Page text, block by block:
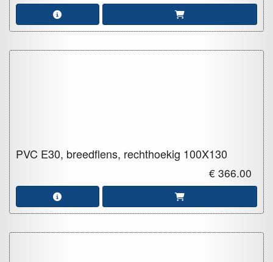
PVC E30, breedflens, rechthoekig 100X130
€ 366.00